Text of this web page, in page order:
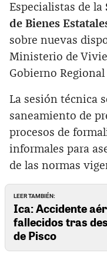
Especialistas de la
de Bienes
sobre nuevas
Ministerio de
Gobierno Regional
La sesión técnica
saneamiento de
procesos de
informales para
de las normas
LEER TAMBIÉN:
Ica: Accidente
fallecidos tras
de Pisco